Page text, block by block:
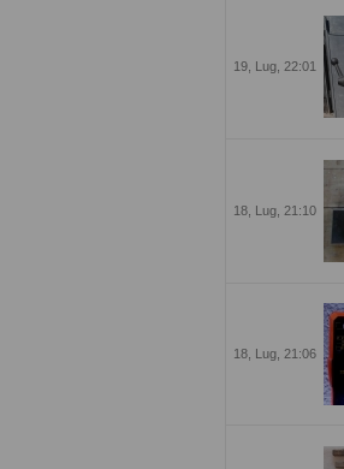
19, Lug, 22:01
18, Lug, 21:10
18, Lug, 21:06